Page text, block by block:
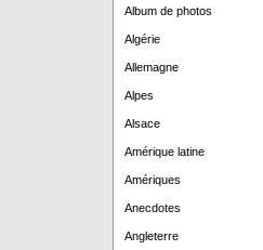
Album de photos
Algérie
Allemagne
Alpes
Alsace
Amérique latine
Amériques
Anecdotes
Angleterre